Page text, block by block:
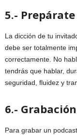
5.-
La dicción de tu
debe ser totalmente
correctamente. No
tendrás que hablar,
seguridad, fluidez y
6.-
Para grabar un